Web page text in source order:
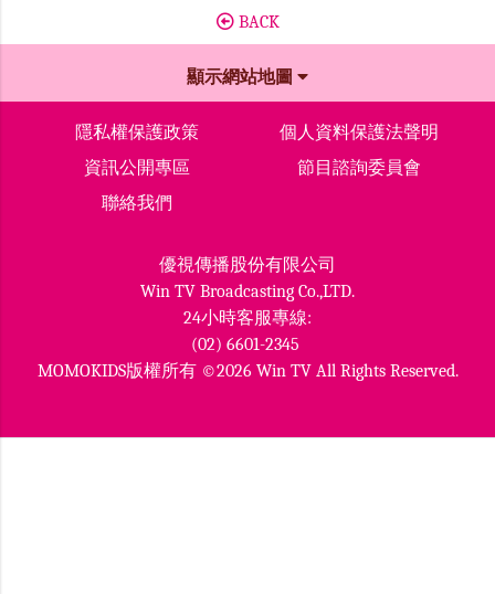
BACK
顯示網站地圖
隱私權保護政策
個人資料保護法聲明
資訊公開專區
節目諮詢委員會
聯絡我們
優視傳播股份有限公司
Win TV Broadcasting Co.,LTD.
24小時客服專線:
(02) 6601-2345
MOMOKIDS版權所有 ©2026 Win TV All Rights Reserved.